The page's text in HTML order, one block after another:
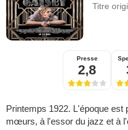
Titre
Presse
2,8
Printemps 1922. L'époque est
mœurs, à l'essor du jazz et à